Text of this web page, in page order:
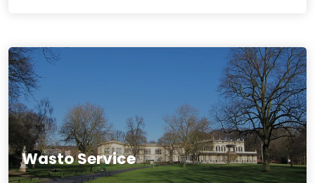
Wasto Service